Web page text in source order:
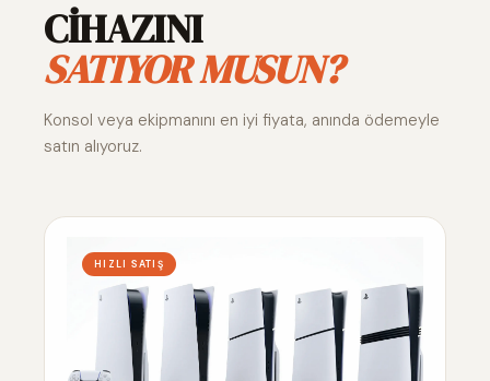
CİHAZINI
SATIYOR MUSUN?
Konsol veya ekipmanını en iyi fiyata, anında ödemeyle
satın alıyoruz.
HIZLI SATIŞ